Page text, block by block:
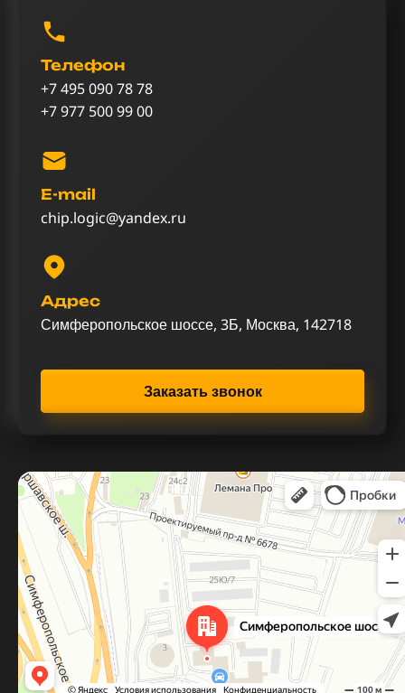
Телефон
+7 495 090 78 78
+7 977 500 99 00
E-mail
chip.logic@yandex.ru
Адрес
Симферопольское шоссе, 3Б, Москва, 142718
Заказать звонок